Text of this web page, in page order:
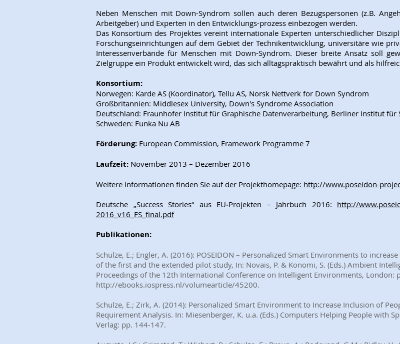
Neben Menschen mit Down-Syndrom sollen auch deren Bezugspersonen (z.B.
Arbeitgeber) und Experten in den Entwicklungs-prozess einbezogen werden.
Das Konsortium des Projektes vereint internationale Experten unterschiedlicher
Forschungseinrichtungen auf dem Gebiet der Technikentwicklung, universitäre wie
Interessenverbände für Menschen mit Down-Syndrom. Dieser breite Ansatz soll
Zielgruppe ein Produkt entwickelt wird, das sich alltagspraktisch bewährt und als
Konsortium:
Norwegen: Karde AS (Koordinator), Tellu AS, Norsk Nettverk for Down Syndrom
Großbritannien: Middlesex University, Down's Syndrome Association
Deutschland: Fraunhofer Institut für Graphische Datenverarbeitung, Berliner Institut für
Schweden: Funka Nu AB
Förderung: European Commission, Framework Programme 7
Laufzeit: November 2013 – Dezember 2016
Weitere Informationen finden Sie auf der Projekthomepage: http://www.poseidon-
Deutsche „Success Stories“ aus EU‐Projekten – Jahrbuch 2016: http://
2016_v16_FS_final.pdf
Publikationen:
Schulze, E.; Engler, A. (2016): POSEIDON – Personalized Smart Environments to
of the first and the extended pilot study, In: Novais, P. & Konomi, S. (Eds.) Ambient
Proceedings of the 12th International Conference on Intelligent Environments,
http://ebooks.iospress.nl/volumearticle/45200.
Schulze, E.; Zirk, A. (2014): Personalized Smart Environment to Increase Inclusion of
Requirement Analysis. In: Miesenberger, K. u.a. (Eds.) Computers Helping People with
Verlag: pp. 144-147.